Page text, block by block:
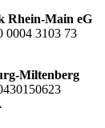
Rhein-Main eG
0004 3103 73
Miltenberg